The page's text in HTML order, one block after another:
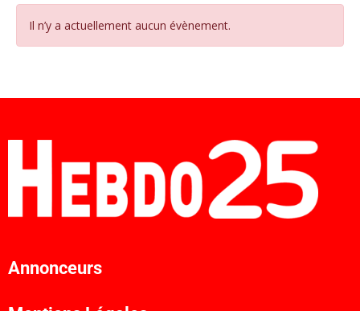
Il n’y a actuellement aucun évènement.
Annonceurs